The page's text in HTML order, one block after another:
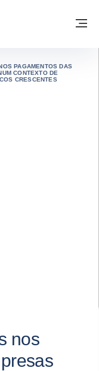
- HOMEPAGE DO
PAGAMENTOS DAS
CONTEXTO DE
CRESCENTES
nos